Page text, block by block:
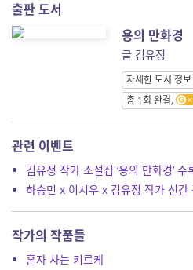
출판 도서
용의 만화경
글 김유정
자세한 도서 정보
총 1회 완결,
관련 이벤트
김유정 작가 소설집 ‘용의 만화경’
하승민 x 이시우 x 김유정 작가 신
작가의 작품들
혼자 사는 키르케